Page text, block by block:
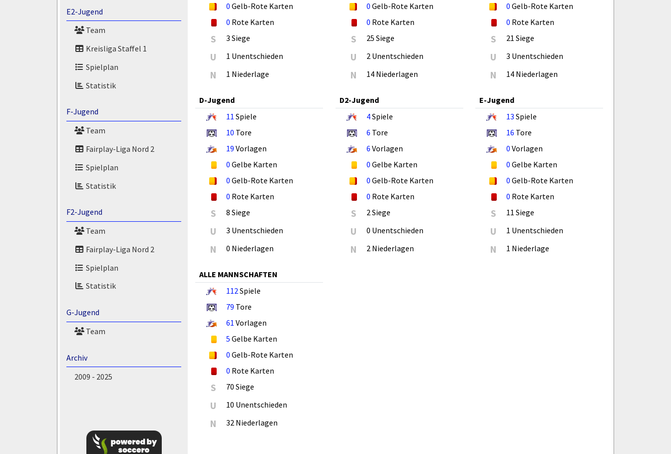
E2-Jugend
Team
Kreisliga Staffel 1
Spielplan
Statistik
F-Jugend
Team
Fairplay-Liga Nord 2
Spielplan
Statistik
F2-Jugend
Team
Fairplay-Liga Nord 2
Spielplan
Statistik
G-Jugend
Team
Archiv
2009 - 2025
0 Gelb-Rote Karten
0 Rote Karten
S 3 Siege
U 1 Unentschieden
N 1 Niederlage
0 Gelb-Rote Karten
0 Rote Karten
S 25 Siege
U 2 Unentschieden
N 14 Niederlagen
0 Gelb-Rote Karten
0 Rote Karten
S 21 Siege
U 3 Unentschieden
N 14 Niederlagen
D-Jugend
11 Spiele
10 Tore
19 Vorlagen
0 Gelbe Karten
0 Gelb-Rote Karten
0 Rote Karten
S 8 Siege
U 3 Unentschieden
N 0 Niederlagen
D2-Jugend
4Spiele
6 Tore
6 Vorlagen
0 Gelbe Karten
0 Gelb-Rote Karten
0 Rote Karten
S 2 Siege
U 0 Unentschieden
N 2 Niederlagen
E-Jugend
13 Spiele
16 Tore
0 Vorlagen
0 Gelbe Karten
0 Gelb-Rote Karten
0 Rote Karten
S 11 Siege
U 1 Unentschieden
N 1 Niederlage
ALLE MANNSCHAFTEN
112Spiele
79 Tore
61 Vorlagen
5 Gelbe Karten
0 Gelb-Rote Karten
0 Rote Karten
S 70 Siege
U 10 Unentschieden
N 32 Niederlagen